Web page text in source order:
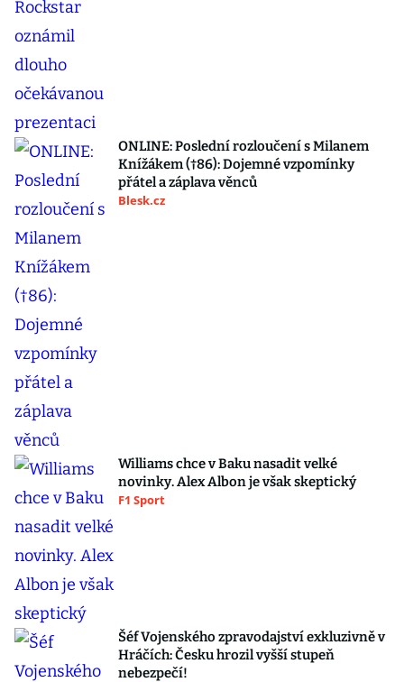
ONLINE: Poslední rozloučení s Milanem
Knížákem (†86): Dojemné vzpomínky
přátel a záplava věnců
Blesk.cz
Williams chce v Baku nasadit velké
novinky. Alex Albon je však skeptický
F1 Sport
Šéf Vojenského zpravodajství exkluzivně v
Hráčích: Česku hrozil vyšší stupeň
nebezpečí!